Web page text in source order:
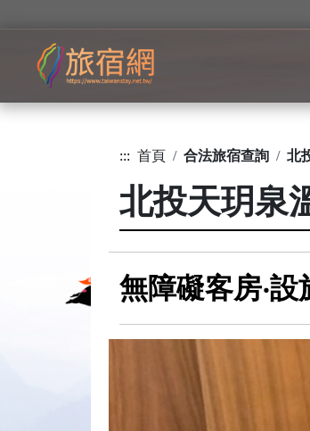
::: 首頁 合法旅宿查詢 北
北投天玥泉
無障礙客房‧